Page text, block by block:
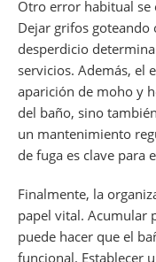
Otro error habitual se
Dejar grifos goteando
desperdicio
servicios. Además, el
aparición de moho y
del baño, sino
un mantenimiento
de fuga es clave para
Finalmente, la
papel vital. Acumular
puede hacer que el
funcional. Establecer